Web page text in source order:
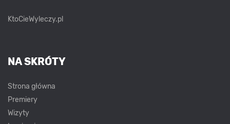
KtoCieWyleczy.pl
NA SKRÓTY
Strona główna
Premiery
Wizyty